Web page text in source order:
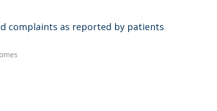
complaints as reported by patients